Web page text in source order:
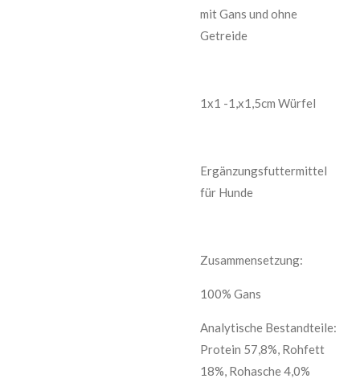
mit Gans und ohne
Getreide
1x1 -1,x1,5cm Würfel
Ergänzungsfuttermittel
für Hunde
Zusammensetzung:
100% Gans
Analytische Bestandteile:
Protein 57,8%, Rohfett
18%, Rohasche 4,0%